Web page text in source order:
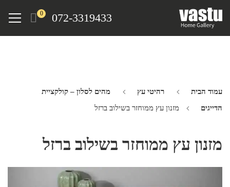
072-3319433
0
Menu
עמוד הבית רהיטי עץ
מהים לסלון – קולקציית
הדייגים
מזנון עץ ממוחזר בשילוב ברזל
מזנון עץ ממוחזר בשילוב ברזל